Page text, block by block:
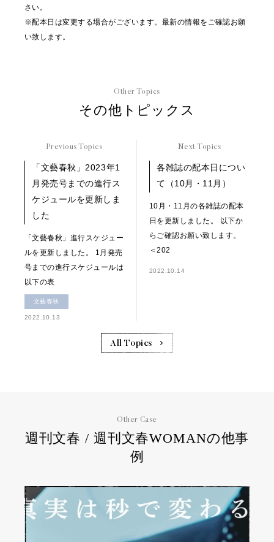
さい。
※配本日は変更する場合がございます。最新の情報をご確認お願
い致します。
Other Topics
その他トピックス
Previous Topics
「文藝春秋」2023年1
月発売号までの進行ス
ケジュールを更新しま
した
「文藝春秋」進行スケジュー
ルを更新しました。 1月発売
号までの進行スケジュールは
以下の表
文藝春秋
2022.10.13
Next Topics
各雑誌の配本日につい
て（10月・11月）
10月・11月の各雑誌の配本
日を更新しました。 以下か
らご確認お願い致します。
＜202
2022.10.14
All Topics
Other Case
週刊文春 / 週刊文春WOMANの他事
例